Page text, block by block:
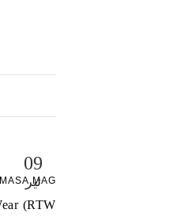
09
تیر
MASA MAG